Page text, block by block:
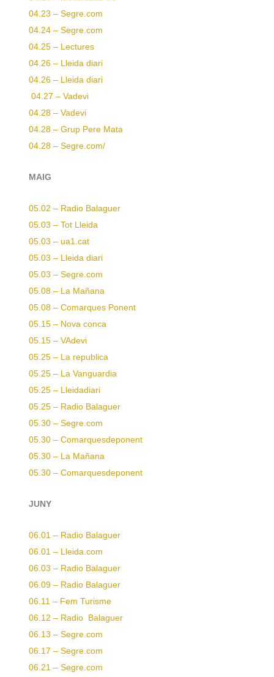
04.23 – Segre.com
04.24 – Segre.com
04.25 – Lectures
04.26 – Lleida diari
04.26 – Lleida diari
04.27 – Vadevi
04.28 – Vadevi
04.28 – Grup Pere Mata
04.28 – Segre.com/
MAIG
05.02 – Radio Balaguer
05.03 – Tot Lleida
05.03 – ua1.cat
05.03 – Lleida diari
05.03 – Segre.com
05.08 – La Mañana
05.08 – Comarques Ponent
05.15 – Nova conca
05.15 – VAdevi
05.25 – La republica
05.25 – La Vanguardia
05.25 – Lleidadiari
05.25 – Radio Balaguer
05.30 – Segre.com
05.30 – Comarquesdeponent
05.30 – La Mañana
05.30 – Comarquesdeponent
JUNY
06.01 – Radio Balaguer
06.01 – Lleida.com
06.03 – Radio Balaguer
06.09 – Radio Balaguer
06.11 – Fem Turisme
06.12 – Radio Balaguer
06.13 – Segre.com
06.17 – Segre.com
06.21 – Segre.com